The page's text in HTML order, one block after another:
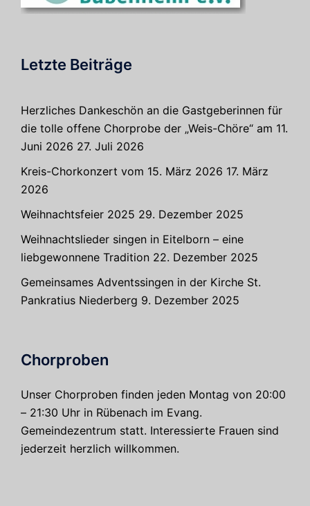
Letzte Beiträge
Herzliches Dankeschön an die Gastgeberinnen für
die tolle offene Chorprobe der „Weis-Chöre“ am 11.
Juni 2026 27. Juli 2026
Kreis-Chorkonzert vom 15. März 2026 17. März
2026
Weihnachtsfeier 2025 29. Dezember 2025
Weihnachtslieder singen in Eitelborn – eine
liebgewonnene Tradition 22. Dezember 2025
Gemeinsames Adventssingen in der Kirche St.
Pankratius Niederberg 9. Dezember 2025
Chorproben
Unser Chorproben finden jeden Montag von 20:00
– 21:30 Uhr in Rübenach im Evang.
Gemeindezentrum statt. Interessierte Frauen sind
jederzeit herzlich willkommen.